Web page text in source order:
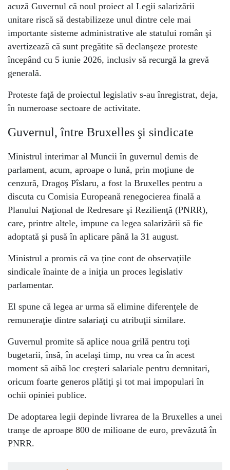
acuză Guvernul că noul proiect al Legii salarizării
unitare riscă să destabilizeze unul dintre cele mai
importante sisteme administrative ale statului român şi
avertizează că sunt pregătite să declanşeze proteste
începând cu 5 iunie 2026, inclusiv să recurgă la grevă
generală.
Proteste faţă de proiectul legislativ s-au înregistrat, deja,
în numeroase sectoare de activitate.
Guvernul, între Bruxelles şi sindicate
Ministrul interimar al Muncii în guvernul demis de
parlament, acum, aproape o lună, prin moţiune de
cenzură, Dragoş Pîslaru, a fost la Bruxelles pentru a
discuta cu Comisia Europeană renegocierea finală a
Planului Naţional de Redresare şi Rezilienţă (PNRR),
care, printre altele, impune ca legea salarizării să fie
adoptată şi pusă în aplicare până la 31 august.
Ministrul a promis că va ţine cont de observaţiile
sindicale înainte de a iniţia un proces legislativ
parlamentar.
El spune că legea ar urma să elimine diferenţele de
remuneraţie dintre salariaţi cu atribuţii similare.
Guvernul promite să aplice noua grilă pentru toţi
bugetarii, însă, în acelaşi timp, nu vrea ca în acest
moment să aibă loc creşteri salariale pentru demnitari,
oricum foarte generos plătiţi şi tot mai impopulari în
ochii opiniei publice.
De adoptarea legii depinde livrarea de la Bruxelles a unei
tranşe de aproape 800 de milioane de euro, prevăzută în
PNRR.